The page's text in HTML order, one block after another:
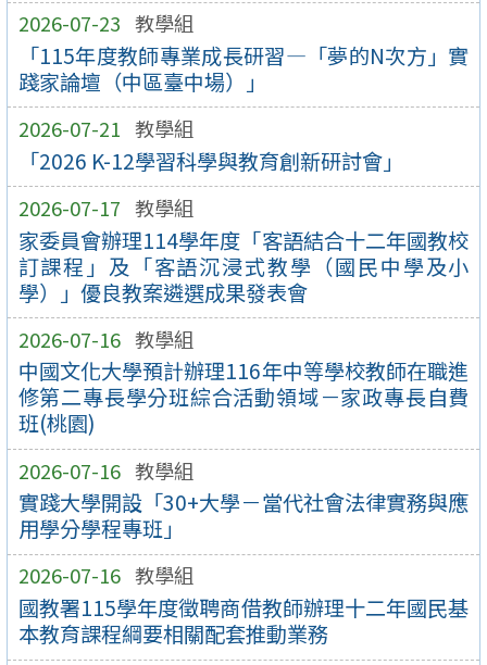
2026-07-23 教學組
「115年度教師專業成長研習—「夢的N次方」實
踐家論壇（中區臺中場）」
2026-07-21 教學組
「2026 K-12學習科學與教育創新研討會」
2026-07-17 教學組
家委員會辦理114學年度「客語結合十二年國教校
訂課程」及「客語沉浸式教學（國民中學及小
學）」優良教案遴選成果發表會
2026-07-16 教學組
中國文化大學預計辦理116年中等學校教師在職進
修第二專長學分班綜合活動領域－家政專長自費
班(桃園)
2026-07-16 教學組
實踐大學開設「30+大學－當代社會法律實務與應
用學分學程專班」
2026-07-16 教學組
國教署115學年度徵聘商借教師辦理十二年國民基
本教育課程綱要相關配套推動業務